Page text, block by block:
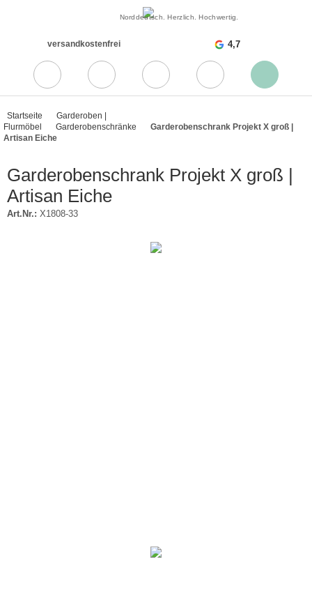
Norddeutsch. Herzlich. Hochwertig.
versandkostenfrei 4,7
Startseite
Garderoben |
Flurmöbel
Garderobenschränke
Garderobenschrank Projekt X groß |
Artisan Eiche
Garderobenschrank Projekt X groß |
Artisan Eiche
Art.Nr.: X1808-33